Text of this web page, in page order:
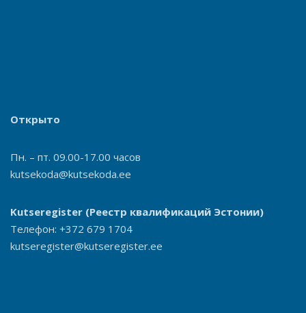
Открыто
Пн. – пт. 09.00-17.00 часов
kutsekoda@kutsekoda.ee
Kutseregister (Реестр квалификаций Эстонии)
Телефон: +372 679 1704
kutseregister@kutseregister.ee